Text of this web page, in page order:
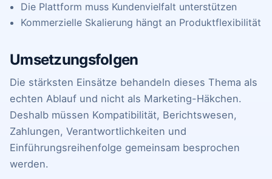
Die Plattform muss Kundenvielfalt unterstützen
Kommerzielle Skalierung hängt an Produktflexibilität
Umsetzungsfolgen
Die stärksten Einsätze behandeln dieses Thema als
echten Ablauf und nicht als Marketing-Häkchen.
Deshalb müssen Kompatibilität, Berichtswesen,
Zahlungen, Verantwortlichkeiten und
Einführungsreihenfolge gemeinsam besprochen
werden.